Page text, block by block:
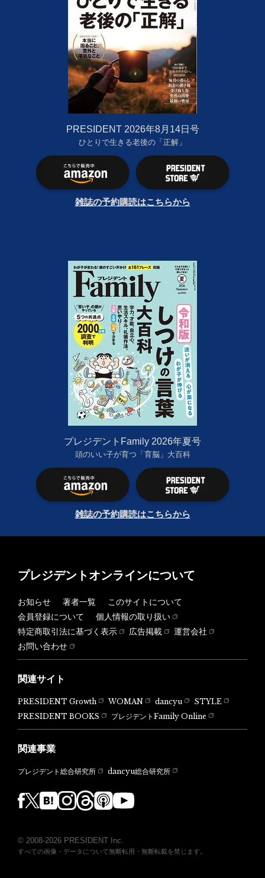
PRESIDENT 2026年8月14日号
ひとりで生きる老後の「正解」
雑誌の予約購読はこちらから
プレジデントFamily 2026年夏号
頭のいい子が育つ「育脳」大百科
雑誌の予約購読はこちらから
プレジデントオンラインについて
お知らせ 著者一覧
このサイトについて
会員登録について
個人情報の取り扱い
特定商取引法に基づく表示
広告掲載
運営会社
お問い合わせ
関連サイト
PRESIDENT Growth WOMAN dancyu
STYLE
PRESIDENT BOOKS
プレジデントFamily Online
関連事業
プレジデント総合研究所 dancyu総合研究所
© 2008-2026 PRESIDENT Inc.
すべての画像・データについて無断転用・無断転載を禁じます。